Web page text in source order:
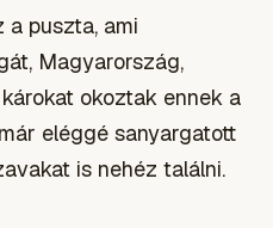
a puszta, ami
Magyarország,
okoztak ennek a
eléggé sanyargatott
is nehéz találni.